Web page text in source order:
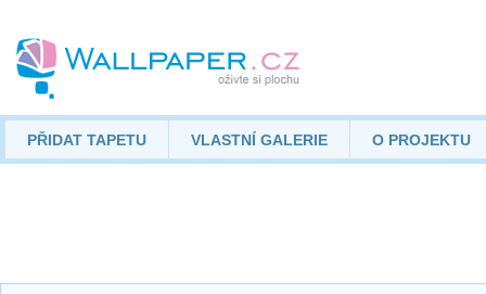
PŘIDAT TAPETU VLASTNÍ GALERIE O PROJEKTU